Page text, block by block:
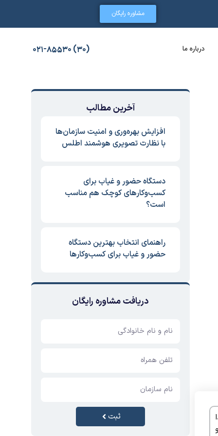
مشاوره رایگان
درباره ما (30) 021-85530
آخرین مطالب
افزایش بهره‌وری و امنیت سازمان‌ها
با نظارت تصویری هوشمند اطلس
دستگاه حضور و غیاب برای
کسب‌وکارهای کوچک هم مناسب
است؟
راهنمای انتخاب بهترین دستگاه
حضور و غیاب برای کسب‌وکارها
دریافت مشاوره رایگان
ثبت